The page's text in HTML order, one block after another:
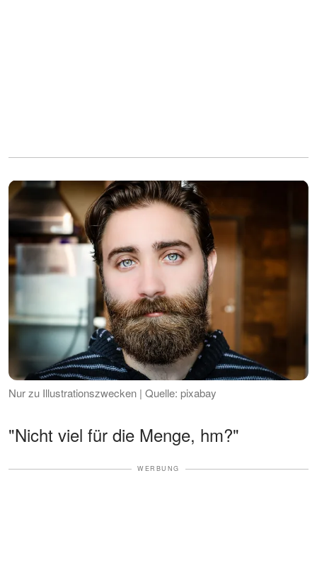
Nur zu Illustrationszwecken | Quelle: pixabay
"Nicht viel für die Menge, hm?"
WERBUNG